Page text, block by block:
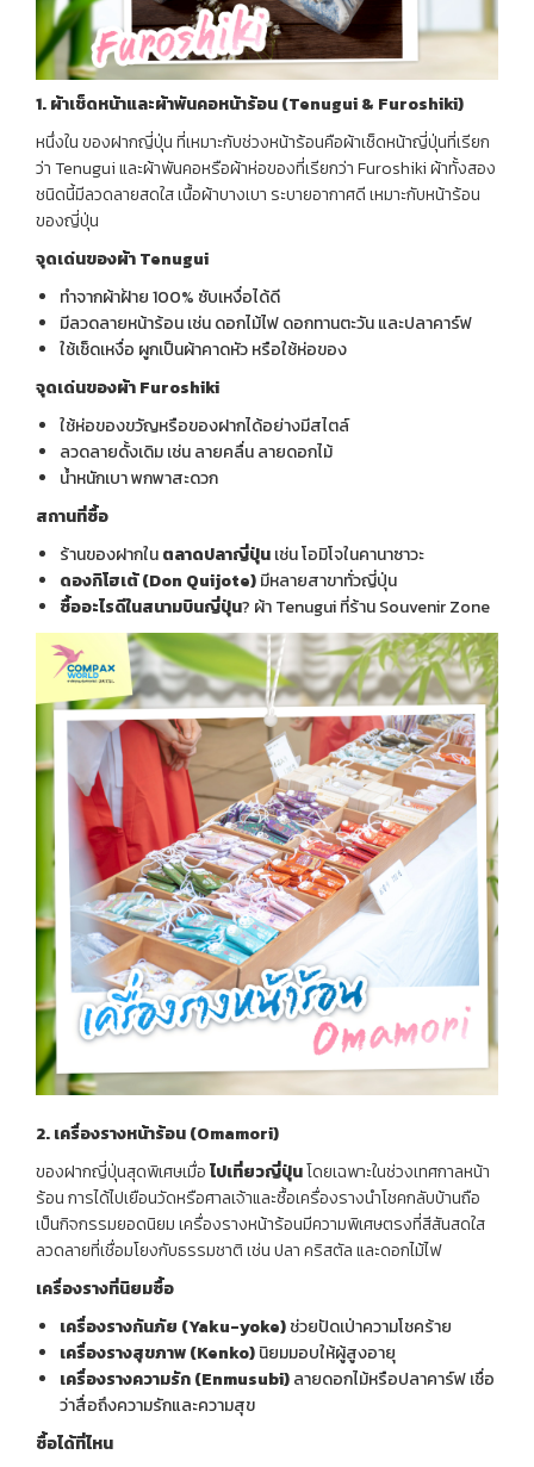
1.ผ้าเช็ดหน้าและผ้าพันคอหน้าร้อน (Tenugui & Furoshiki)
หนึ่งใน ของฝากญี่ปุ่น ที่เหมาะกับช่วงหน้าร้อนคือผ้าเช็ดหน้าญี่ปุ่นที่เรียก
ว่า Tenugui และผ้าพันคอหรือผ้าห่อของที่เรียกว่า Furoshiki ผ้าทั้งสอง
ชนิดนี้มีลวดลายสดใส เนื้อผ้าบางเบา ระบายอากาศดี เหมาะกับหน้าร้อน
ของญี่ปุ่น
จุดเด่นของผ้าTenugui
ทำจากผ้าฝ้าย 100% ซับเหงื่อได้ดี
มีลวดลายหน้าร้อน เช่น ดอกไม้ไฟ ดอกทานตะวัน และปลาคาร์ฟ
ใช้เช็ดเหงื่อ ผูกเป็นผ้าคาดหัว หรือใช้ห่อของ
จุดเด่นของผ้าFuroshiki
ใช้ห่อของขวัญหรือของฝากได้อย่างมีสไตล์
ลวดลายดั้งเดิม เช่น ลายคลื่น ลายดอกไม้
น้ำหนักเบา พกพาสะดวก
สถานที่ซื้อ
ร้านของฝากในตลาดปลาญี่ปุ่นเช่น โอมิโจในคานาซาวะ
ดองกิโฮเต้ (Don Quijote)มีหลายสาขาทั่วญี่ปุ่น
ซื้ออะไรดีในสนามบินญี่ปุ่น? ผ้า Tenugui ที่ร้าน Souvenir Zone
2.เครื่องรางหน้าร้อน (Omamori)
ของฝากญี่ปุ่นสุดพิเศษเมื่อไปเที่ยวญี่ปุ่นโดยเฉพาะในช่วงเทศกาลหน้า
ร้อน การได้ไปเยือนวัดหรือศาลเจ้าและซื้อเครื่องรางนำโชคกลับบ้านถือ
เป็นกิจกรรมยอดนิยม เครื่องรางหน้าร้อนมีความพิเศษตรงที่สีสันสดใส
ลวดลายที่เชื่อมโยงกับธรรมชาติ เช่น ปลา คริสตัล และดอกไม้ไฟ
เครื่องรางที่นิยมซื้อ
เครื่องรางกันภัย (Yaku-yoke)ช่วยปัดเป่าความโชคร้าย
เครื่องรางสุขภาพ (Kenko)นิยมมอบให้ผู้สูงอายุ
เครื่องรางความรัก (Enmusubi)ลายดอกไม้หรือปลาคาร์ฟ เชื่อ
ว่าสื่อถึงความรักและความสุข
ซื้อได้ที่ไหน